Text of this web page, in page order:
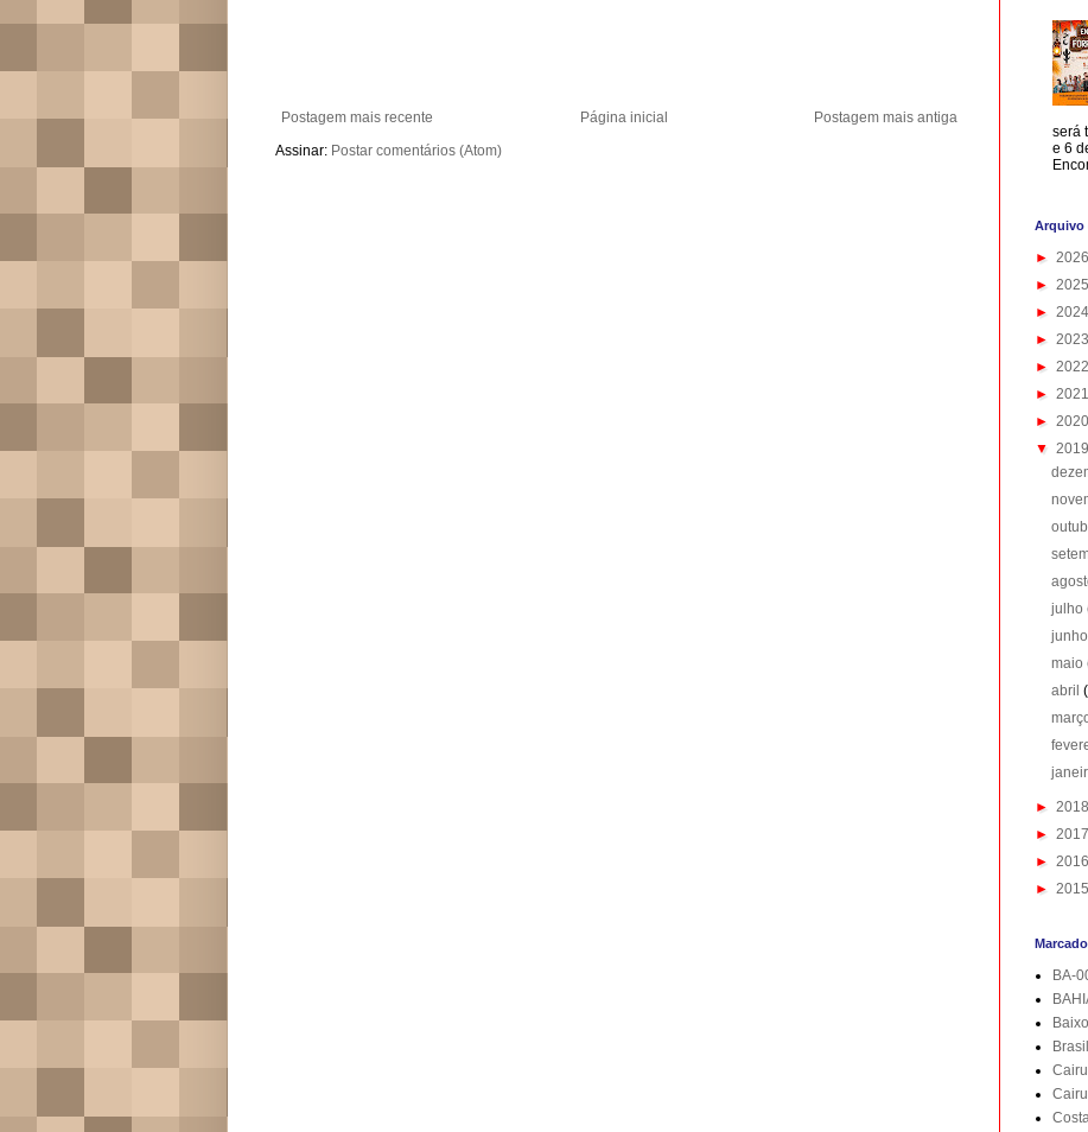
Postagem mais recente Postagem mais antiga
Página inicial
Assinar: Postar comentários (Atom)
será
e 6
Arquivo
► 2026
► 2025
► 2024
► 2023
► 2022
► 2021
► 2020
▼ 2019
julho
maio
abril
► 2018
► 2017
► 2016
► 2015
BA-
Brasil